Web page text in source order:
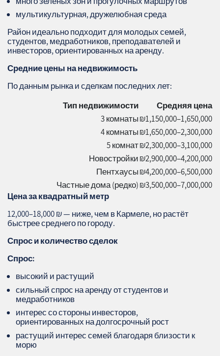
мультикультурная, дружелюбная среда
Район идеально подходит для молодых семей,
студентов, медработников, преподавателей и
инвесторов, ориентированных на аренду.
Средние цены на недвижимость
По данным рынка и сделкам последних лет:
Тип недвижимости
Средняя цена
3 комнаты₪1,150,000–1,650,000
4 комнаты₪1,650,000–2,300,000
5 комнат₪2,300,000–3,100,000
Новостройки₪2,900,000–4,200,000
Пентхаусы₪4,200,000–6,500,000
Частные дома (редко)₪3,500,000–7,000,000
Цена за квадратный метр
12,000–18,000 ₪ — ниже, чем в Кармеле, но растёт
быстрее среднего по городу.
Спрос и количество сделок
Спрос:
высокий и растущий
сильный спрос на аренду от студентов и
медработников
интерес со стороны инвесторов,
ориентированных на долгосрочный рост
растущий интерес семей благодаря близости к
морю